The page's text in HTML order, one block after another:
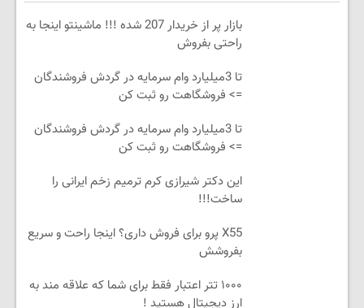
بازار پر از خریدار 207 شده !!! ماشینتو اینجا به
راحتی بفروش
تا 3میلیارد وام سرمایه در گردش فروشندگان
=> فروشگاهت رو ثبت کن
تا 3میلیارد وام سرمایه در گردش فروشندگان
=> فروشگاهت رو ثبت کن
این دکتر شیرازی کرم ترمیم زخم ایرانی را
ساخت!!!
X55 پرو برای فروش داری؟ اینجا راحت و سریع
بفروشش
۱۰۰۰ تتر اعتبار فقط برای شما که علاقه مند به
ارز دیجیتال هستید !